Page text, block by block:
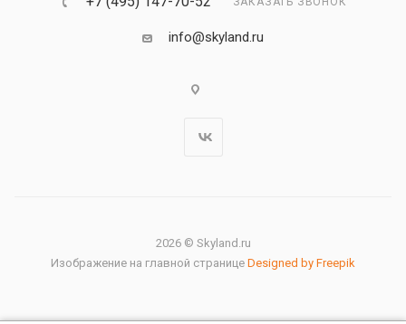
info@skyland.ru
2026 © Skyland.ru
Изображение на главной странице Designed by Freepik